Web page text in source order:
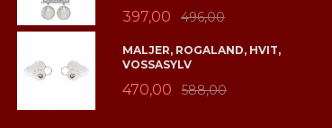
397,00 496,00
MALJER, ROGALAND, HVIT,
VOSSASYLV
470,00 588,00